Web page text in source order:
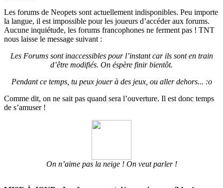
Les forums de Neopets sont actuellement indisponibles. Peu importe
la langue, il est impossible pour les joueurs d’accéder aux forums.
Aucune inquiétude, les forums francophones ne ferment pas ! TNT
nous laisse le message suivant :
Les Forums sont inaccessibles pour l’instant car ils sont en train
d’être modifiés. On éspère finir bientôt.
Pendant ce temps, tu peux jouer à des jeux, ou aller dehors... :o
Comme dit, on ne sait pas quand sera l’ouverture. Il est donc temps
de s’amuser !
On n’aime pas la neige ! On veut parler !